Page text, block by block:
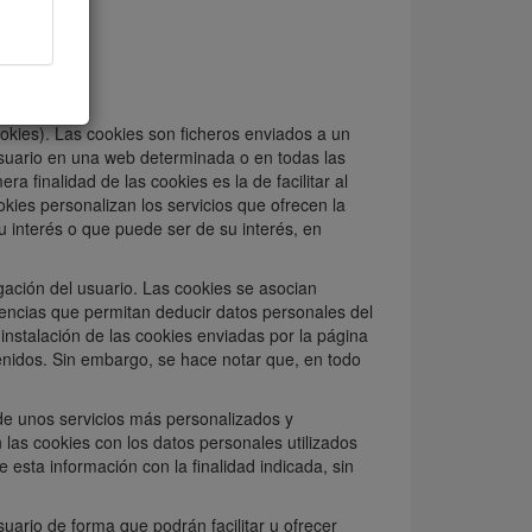
Las cookies son ficheros enviados a un
en una web determinada o en todas las
finalidad de las cookies es la de facilitar al
personalizan los servicios que ofrecen la
interés o que puede ser de su interés, en
del usuario. Las cookies se asocian
que permitan deducir datos personales del
de las cookies enviadas por la página
Sin embargo, se hace notar que, en todo
unos servicios más personalizados y
cookies con los datos personales utilizados
información con la finalidad indicada, sin
de forma que podrán facilitar u ofrecer